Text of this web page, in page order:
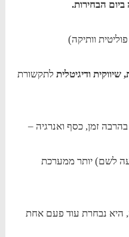
הבחירות.
וותיקה)
ודיגיטלית לתקשורת
זמן, כסף ואנרגיה –
לשם) יותר ממערכת
היא נבחרת עוד פעם אחת